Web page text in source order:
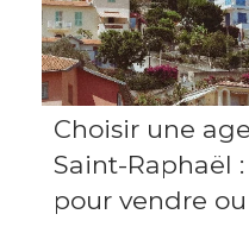
Choisir une
Saint-Raphaël
pour vendre